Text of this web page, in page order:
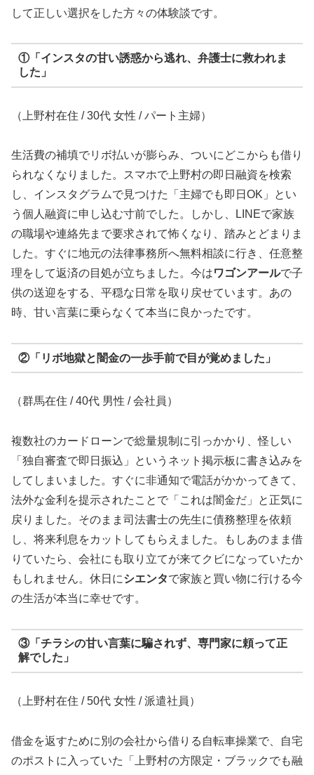
して正しい選択をした方々の体験談です。
①「インスタの甘い誘惑から逃れ、弁護士に救われま
した」
（上野村在住 / 30代 女性 / パート主婦）
生活費の補填でリボ払いが膨らみ、ついにどこからも借り
られなくなりました。スマホで上野村の即日融資を検索
し、インスタグラムで見つけた「主婦でも即日OK」とい
う個人融資に申し込む寸前でした。しかし、LINEで家族
の職場や連絡先まで要求されて怖くなり、踏みとどまりま
した。すぐに地元の法律事務所へ無料相談に行き、任意整
理をして返済の目処が立ちました。今はワゴンアールで子
供の送迎をする、平穏な日常を取り戻せています。あの
時、甘い言葉に乗らなくて本当に良かったです。
②「リボ地獄と闇金の一歩手前で目が覚めました」
（群馬在住 / 40代 男性 / 会社員）
複数社のカードローンで総量規制に引っかかり、怪しい
「独自審査で即日振込」というネット掲示板に書き込みを
してしまいました。すぐに非通知で電話がかかってきて、
法外な金利を提示されたことで「これは闇金だ」と正気に
戻りました。そのまま司法書士の先生に債務整理を依頼
し、将来利息をカットしてもらえました。もしあのまま借
りていたら、会社にも取り立てが来てクビになっていたか
もしれません。休日にシエンタで家族と買い物に行ける今
の生活が本当に幸せです。
③「チラシの甘い言葉に騙されず、専門家に頼って正
解でした」
（上野村在住 / 50代 女性 / 派遣社員）
借金を返すために別の会社から借りる自転車操業で、自宅
のポストに入っていた「上野村の方限定・ブラックでも融